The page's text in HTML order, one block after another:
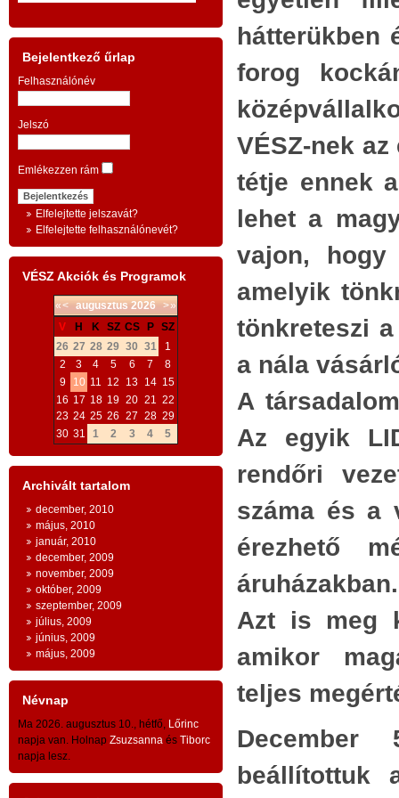
KÖZGAZDASÁGTANÁNAK ESZMEI
BEVEZETÉS:
- aszelíd gazdaság
és az erőszakos
; -
-
létbiztonság és
fejlődés?;-
-azaxiómatológiamint új
tudományág; -
-a gazdaság közvetlen, időszerű
feladata: a szomjazás és éhezés
megszüntetése a Földön; -
ESZMEI ALAPOK:
AZ INGYENESSÉG
- az emberi egzisztencia és a
gazdaság létfeltételeinek
ingyenessége
a természeti világ és az
emberi kultúra és civilizáció szintjein
- az ingyenesség
közösségijellege: az
emberiség
kapta az ingyen
adottságokat és adományokat -
- ingyenesség és tartozástudat -
TESTVÉRISÉG
is
1.
Bejelentkező űrlap
Felhasználónév
Jelszó
Emlékezzen rám
Elfelejtette jelszavát?
Elfelejtette felhasználónevét?
VÉSZ Akciók és Programok
«< augusztus 2026 >»
V
H K SZ CS P
SZ
26 27 28 29 30 31
1
2
3 4 5 6 7
8
9
10 11 12 13 14 15
16 17 18 19 20 21 22
23 24 25 26 27 28 29
30 31 1 2 3 4 5
Archivált tartalom
december, 2010
május, 2010
január, 2010
december, 2009
november, 2009
október, 2009
szeptember, 2009
július, 2009
június, 2009
május, 2009
Névnap
Ma 2026. augusztus 10., hétfő, Lőrinc
napja van. Holnap Zsuzsanna és Tiborc
napja lesz.
hátterükben
forog
VÉSZ-nek
tétje ennek
lehet a
vajon,
amelyik
tönkreteszi
a nála
A
Az egyik
rendőri
száma és a
érezhető
áruházakban.
Azt is meg
amikor
teljes
beállítottuk